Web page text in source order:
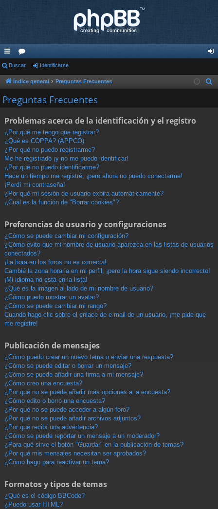
nl
ac
es
pi
do
s
or
os nti
Buscar Identificarse
Índice general Preguntas Frecuentes
Preguntas Frecuentes
Problemas acerca de la identificación y el registro
¿Por qué me tengo que registrar?
¿Qué es COPPA? (APPCO)
¿Por qué no puedo registrarme?
Me he registrado ¡y no me puedo identificar!
¿Por qué no puedo identificarme?
Hace un tiempo me registré, ¡pero ahora no puedo conectarme!
¡Perdí mi contraseña!
¿Por qué mi sesión de usuario expira automáticamente?
¿Cuál es la función de "Borrar cookies"?
Preferencias de usuario y configuraciones
¿Cómo se puede cambiar mi configuración?
¿Cómo evito que mi nombre de usuario aparezca en las listas de usuarios
conectados?
¡La hora en los foros no es correcta!
Cambié la zona horaria en mi perfil, ¡pero la hora sigue siendo incorrecto!
¡Mi idioma no está en la lista!
¿Qué es la imagen al lado de mi nombre de usuario?
¿Cómo puedo mostrar un avatar?
¿Cómo se puede cambiar mi rango?
Cuando hago clic sobre el enlace de e-mail de un usuario, ¡me pide que
me registre!
Publicación de mensajes
¿Cómo puedo crear un nuevo tema o enviar una respuesta?
¿Cómo se puede editar o borrar un mensaje?
¿Cómo se puede añadir una firma a mi mensaje?
¿Cómo creo una encuesta?
¿Por qué no se puede añadir más opciones a la encuesta?
¿Cómo edito o borro una encuesta?
¿Por qué no se puede acceder a algún foro?
¿Por qué no se puede añadir archivos adjuntos?
¿Por qué recibí una advertencia?
¿Cómo se puede reportar un mensaje a un moderador?
¿Para qué sirve el botón "Guardar" en la publicación de temas?
¿Por qué mis mensajes necesitan ser aprobados?
¿Cómo hago para reactivar un tema?
Formatos y tipos de temas
¿Qué es el código BBCode?
¿Puedo usar HTML?